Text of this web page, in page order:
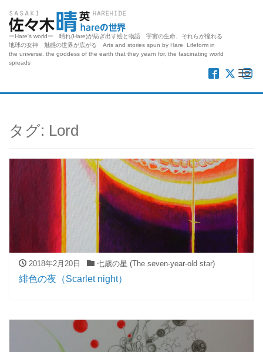
ーHare's worldー 晴れ(Hare)が紡ぎ出す絵と物語 宇宙の生命、それらが憧れる
地球の女神 魅惑の世界が広がる Arts and stories spun by Hare. Lifeform in
the universe, the goddess of the earth that they yearn for, the fascinating world
spreads
タグ: Lord
2018年2月20日 七歳の星 (The seven-year-old star)
緋色の夜（Scarlet night）